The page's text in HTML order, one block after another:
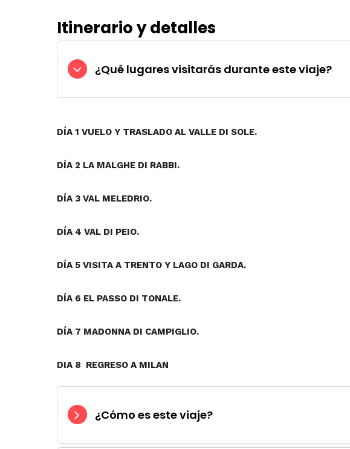
Itinerario y detalles
¿Qué lugares visitarás durante este viaje?
DÍA 1 VUELO Y TRASLADO AL VALLE DI SOLE.
DÍA 2 LA MALGHE DI RABBI.
DÍA 3 VAL MELEDRIO.
DÍA 4 VAL DI PEIO.
DÍA 5 VISITA A TRENTO Y LAGO DI GARDA.
DÍA 6 EL PASSO DI TONALE.
DÍA 7 MADONNA DI CAMPIGLIO.
DIA 8 REGRESO A MILAN
¿Cómo es este viaje?